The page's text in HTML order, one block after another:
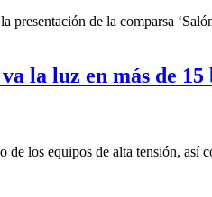
de la comparsa
la luz en más de
los equipos de alta tensión, así